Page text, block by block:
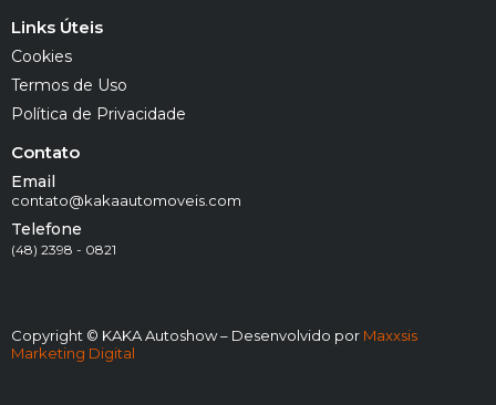
Links Úteis
Cookies
Termos de Uso
Política de Privacidade
Contato
Email
contato@kakaautomoveis.com
Telefone
(48) 2398 - 0821
Copyright © KAKA Autoshow – Desenvolvido por Maxxsis
Marketing Digital